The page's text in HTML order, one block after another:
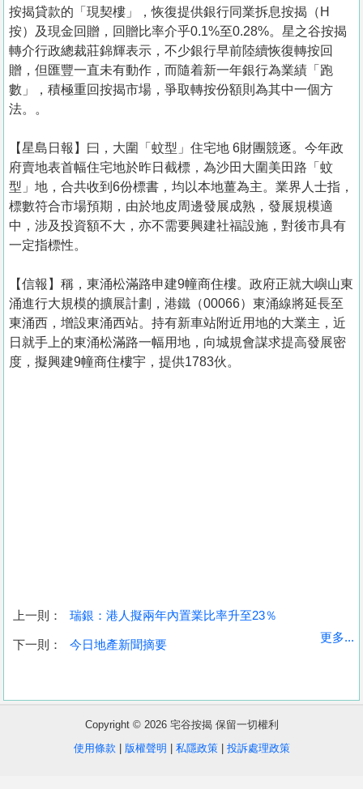
收
盤
按揭貸款的「現契樓」，恢復提供銀行同業拆息按揭（H
按）及現金回贈，回贈比率介乎0.1%至0.28%。星之谷按揭
轉介行政總裁莊錦輝表示，不少銀行早前陸續恢復轉按回
贈，但匯豐一直未有動作，而隨着新一年銀行為業績「跑
數」，積極重回按揭市場，爭取轉按份額則為其中一個方
法。。
【星島日報】曰，大圍「蚊型」住宅地 6財團競逐。今年政
府賣地表首幅住宅地於昨日截標，為沙田大圍美田路「蚊
型」地，合共收到6份標書，均以本地薑為主。業界人士指，
標數符合市場預期，由於地皮周邊發展成熟，發展規模適
中，涉及投資額不大，亦不需要興建社福設施，對後市具有
一定指標性。
【信報】稱，東涌松滿路申建9幢商住樓。政府正就大嶼山東
涌進行大規模的擴展計劃，港鐵（00066）東涌線將延長至
東涌西，增設東涌西站。持有新車站附近用地的大業主，近
日就手上的東涌松滿路一幅用地，向城規會謀求提高發展密
度，擬興建9幢商住樓宇，提供1783伙。
上一則： 瑞銀：港人擬兩年內置業比率升至23％
下一則： 今日地產新聞摘要
更多...
Copyright © 2026 宅谷按揭 保留一切權利
使用條款
版權聲明 私隱政策| 投訴處理政策